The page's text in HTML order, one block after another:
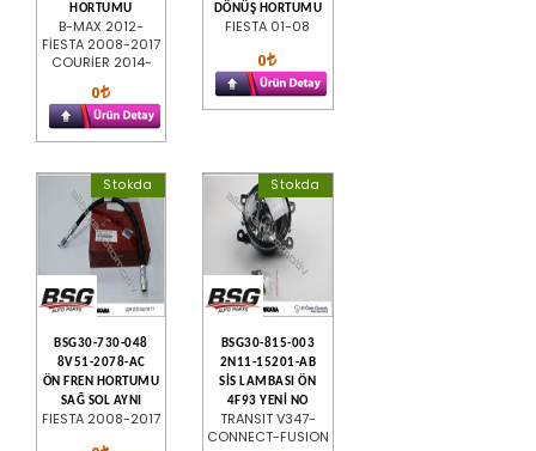
HORTUMU
B-MAX 2012-
FİESTA 2008-2017
COURİER 2014-
0
DÖNÜŞ HORTUMU
FIESTA 01-08
0
Stokda
BSG30-730-048
8V51-2078-AC
ÖN FREN HORTUMU
SAĞ SOL AYNI
FIESTA 2008-2017
Stokda
BSG30-815-003
2N11-15201-AB
SİS LAMBASI ÖN
4F93 YENİ NO
TRANSIT V347-
CONNECT-FUSION